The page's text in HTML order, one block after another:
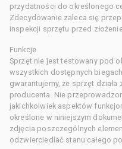
przydatności do określonego
Zdecydowanie zaleca się
inspekcji sprzętu przed
Funkcje
Sprzęt nie jest testowany pod
wszystkich dostępnych
gwarantujemy, że sprzęt
producenta. Nie
jakichkolwiek aspektów
określone w niniejszym
zdjęcia poszczególnych
odzwierciedlać stanu całego